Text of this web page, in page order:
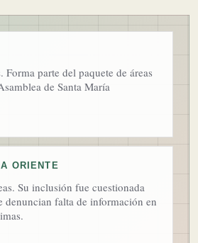
Forma parte del paquete de áreas
de Santa María
ORIENTE
Su inclusión fue cuestionada
denuncian falta de información en